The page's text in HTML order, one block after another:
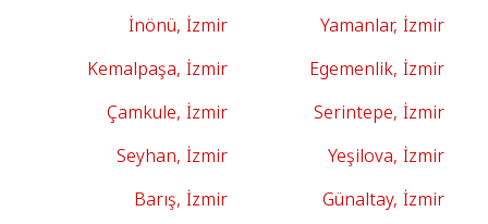
Yamanlar, İzmir
İnönü, İzmir
Egemenlik, İzmir
Kemalpaşa, İzmir
Serintepe, İzmir
Çamkule, İzmir
Yeşilova, İzmir
Seyhan, İzmir
Günaltay, İzmir
Barış, İzmir